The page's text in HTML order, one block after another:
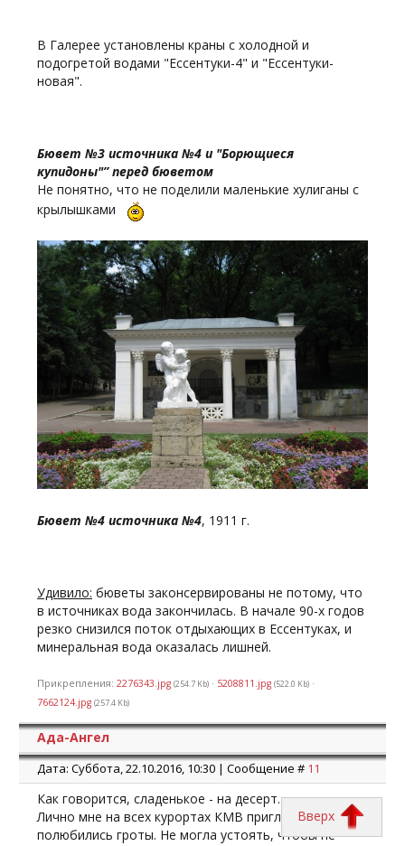
В Галерее установлены краны с холодной и
подогретой водами "Ессентуки-4" и "Ессентуки-
новая".
Бювет №3 источника №4 и "Борющиеся
купидоны"” перед бюветом
Не понятно, что не поделили маленькие хулиганы с
крылышками
Бювет №4 источника №4, 1911 г.
Удивило: бюветы законсервированы не потому, что
в источниках вода закончилась. В начале 90-х годов
резко снизился поток отдыхающих в Ессентуках, и
минеральная вода оказалась лишней.
Прикрепления: 2276343.jpg (254.7 Kb) · 5208811.jpg (522.0 Kb) ·
7662124.jpg (257.4 Kb)
Ада-Ангел
Дата: Суббота, 22.10.2016, 10:30 | Сообщение # 11
Как говорится, сладенькое - на десерт.
Лично мне на всех курортах КМВ приглянулись и
полюбились гроты. Не могла устоять, чтобы не
Вверх